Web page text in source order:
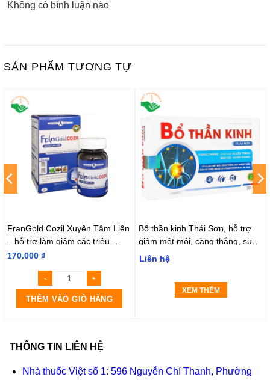
Không có bình luận nào
SẢN PHẨM TƯƠNG TỰ
FranGold Cozil Xuyên Tâm Liên
– hỗ trợ làm giảm các triệu
chứng ho, đau họng
170.000 ₫
THÊM VÀO GIỎ HÀNG
Bổ thần kinh Thái Sơn, hỗ trợ
giảm mệt mỏi, căng thẳng, suy
nhược thần kinh (Hộp 30 viên)
Liên hệ
XEM THÊM
THÔNG TIN LIÊN HỆ
Nhà thuốc Việt số 1: 596 Nguyễn Chí Thanh, Phường